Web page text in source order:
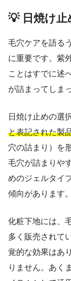
💡 日焼け
毛穴ケアを語る
に重要です。紫
ことはすでに述
が詰まってしま
日焼け止めの選
と表記された製
穴の詰まり）を
毛穴が詰まりや
めのジェルタイ
傾向があります。
化粧下地には、
多く販売されて
覚的な効果はあ
りません。あく